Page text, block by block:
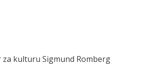
kulturu Sigmund Romberg